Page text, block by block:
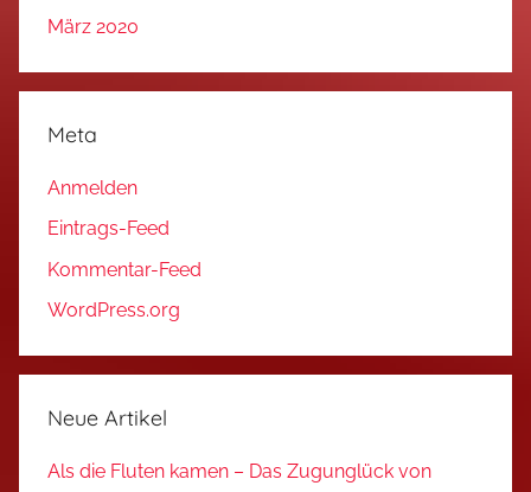
März 2020
Meta
Anmelden
Eintrags-Feed
Kommentar-Feed
WordPress.org
Neue Artikel
Als die Fluten kamen – Das Zugunglück von